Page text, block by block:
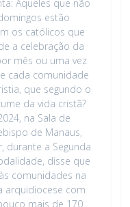
Aqueles que não
estão
os católicos que
a celebração da
mês ou uma vez
cada comunidade
que segundo o
da vida cristã?
na Sala de
de Manaus,
durante a Segunda
disse que
comunidades na
arquidiocese com
mais de 170